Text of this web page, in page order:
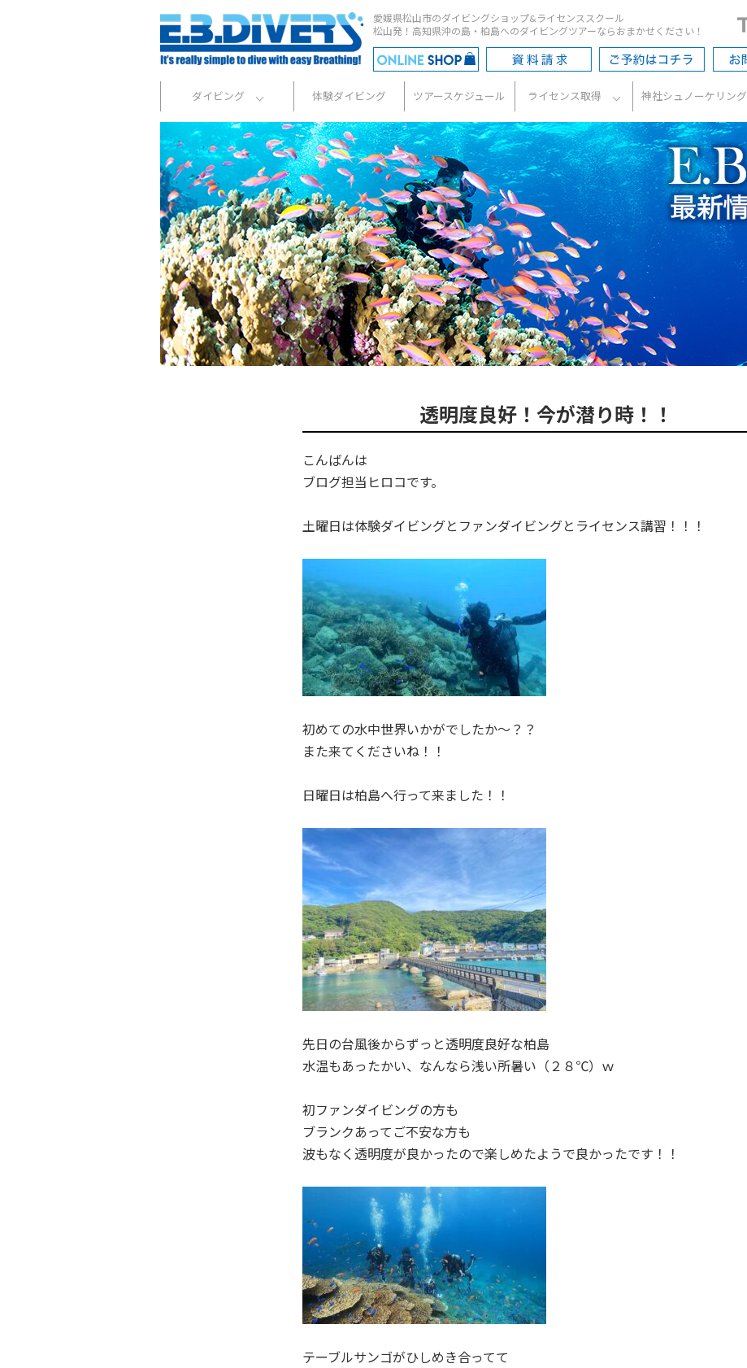
愛媛県松山市のダイビングショップ&ライセンススクール
松山発！高知県沖の島・柏島へのダイビングツアーならおまかせください！
ダイビング 体験ダイビング ツアースケジュール ライセンス取得 神社シュノーケリング
透明度良好！今が潜り時！！
こんばんは
ブログ担当ヒロコです。
土曜日は体験ダイビングとファンダイビングとライセンス講習！！！
初めての水中世界いかがでしたか～？？
また来てくださいね！！
日曜日は柏島へ行って来ました！！
先日の台風後からずっと透明度良好な柏島
水温もあったかい、なんなら浅い所暑い（２８℃）ｗ
初ファンダイビングの方も
ブランクあってご不安な方も
波もなく透明度が良かったので楽しめたようで良かったです！！
テーブルサンゴがひしめき合ってて